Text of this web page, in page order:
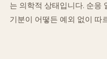
는 의학적 상태입니다. 순응
기분이 어떻든 예외 없이 따